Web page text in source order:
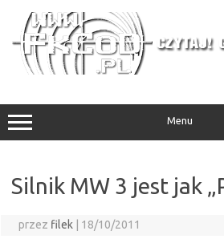
treści
Menu
Silnik MW 3 jest jak
przez filek 18/10/2011